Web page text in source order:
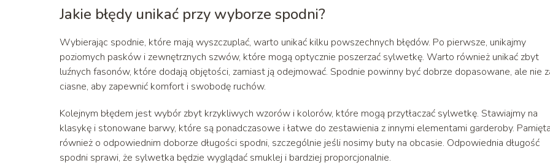
Jakie błędy unikać przy wyborze spodni?
Wybierając spodnie, które mają wyszczuplać, warto unikać kilku powszechnych błędów. Po pierwsze, unikajmy
poziomych pasków i zewnętrznych szwów, które mogą optycznie poszerzać sylwetkę. Warto również unikać zbyt
luźnych fasonów, które dodają objętości, zamiast ją odejmować. Spodnie powinny być dobrze dopasowane, ale nie
ciasne, aby zapewnić komfort i swobodę ruchów.
Kolejnym błędem jest wybór zbyt krzykliwych wzorów i kolorów, które mogą przytłaczać sylwetkę. Stawiajmy na
klasykę i stonowane barwy, które są ponadczasowe i łatwe do zestawienia z innymi elementami garderoby.
również o odpowiednim doborze długości spodni, szczególnie jeśli nosimy buty na obcasie. Odpowiednia długość
spodni sprawi, że sylwetka będzie wyglądać smuklej i bardziej proporcjonalnie.